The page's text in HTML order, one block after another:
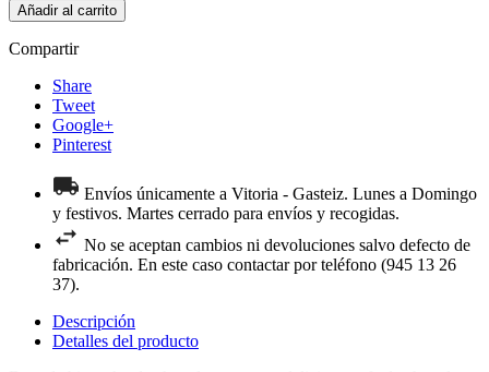
Añadir al carrito
Compartir
Share
Tweet
Google+
Pinterest
Envíos únicamente a Vitoria - Gasteiz. Lunes a Domingo
y festivos. Martes cerrado para envíos y recogidas.
No se aceptan cambios ni devoluciones salvo defecto de
fabricación. En este caso contactar por teléfono (945 13 26
37).
Descripción
Detalles del producto